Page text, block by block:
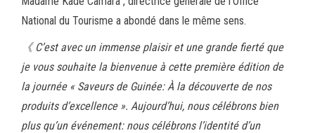
National du Tourisme a abondé dans le même sens.
《 C’est avec un immense plaisir et une grande fierté que
je vous souhaite la bienvenue à cette première édition de
la journée « Saveurs de Guinée: À la découverte de nos
produits d’excellence ». Aujourd’hui, nous célébrons bien
plus qu’un événement: nous célébrons l’identité d’un